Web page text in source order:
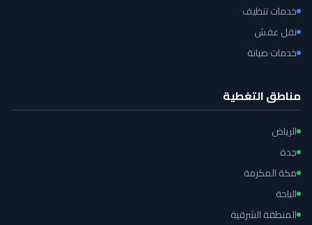
خدمات تنظيف
نقل عفش
خدمات صيانة
مناطق التغطية
الرياض
جدة
مكة المكرمة
الباحة
المنطقة الشرقية